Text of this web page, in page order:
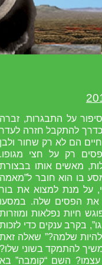
על התבגרות, זברה
להתקבל חזרה לעדר
הם לא רק שחור ולבן
רק על חצי מגופו.
מאשים אותו בבצורת
בו הוא חובר ל”מאמה
על מנת למצוא את בור
את הפסים שלה. במסעו
חיות נפלאות ומוזרות
בקרב ענקים כדי לזכות
שלמה?” שאלה זאת
להתמקד בשוני שלו?
השם “קומבה” בא